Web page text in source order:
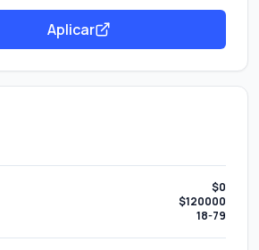
Aplicar
$0
$120000
18-79